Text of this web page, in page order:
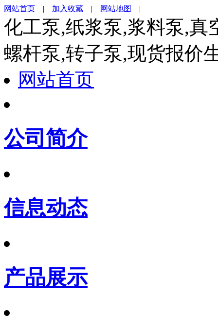
网站首页 | 加入收藏 | 网站地图 |
化工泵,纸浆泵,浆料泵,真
螺杆泵,转子泵,现货报价
网站首页
公司简介
信息动态
产品展示